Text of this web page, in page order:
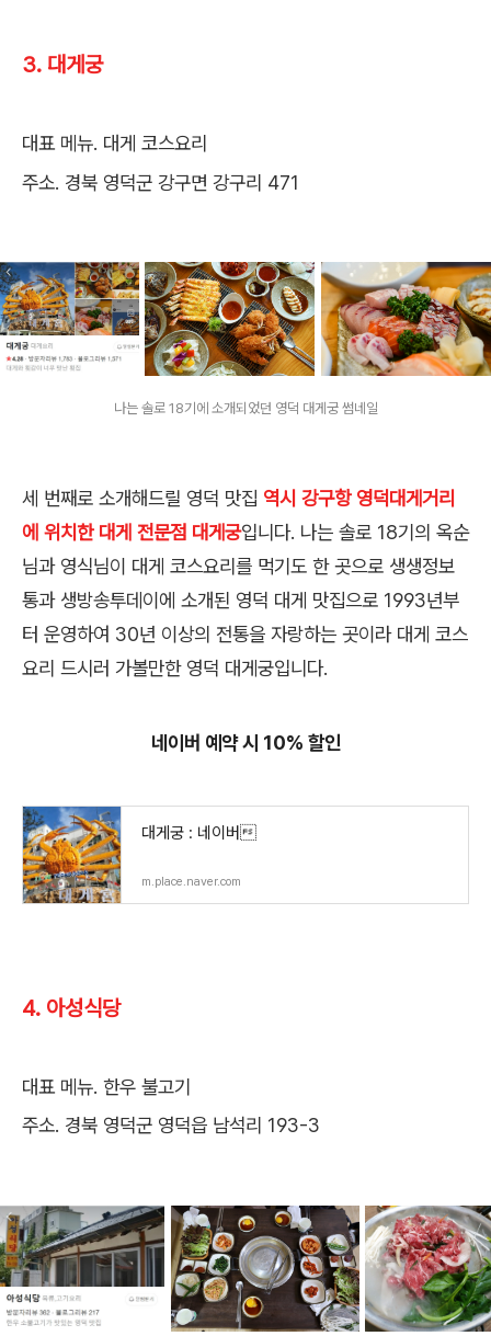
3. 대게궁
대표 메뉴. 대게 코스요리
주소. 경북 영덕군 강구면 강구리 471
나는 솔로 18기에 소개되었던 영덕 대게궁 썸네일
세 번째로 소개해드릴 영덕 맛집 역시 강구항 영덕대게거리
에 위치한 대게 전문점 대게궁입니다. 나는 솔로 18기의 옥순
님과 영식님이 대게 코스요리를 먹기도 한 곳으로 생생정보
통과 생방송투데이에 소개된 영덕 대게 맛집으로 1993년부
터 운영하여 30년 이상의 전통을 자랑하는 곳이라 대게 코스
요리 드시러 가볼만한 영덕 대게궁입니다.
네이버 예약 시 10% 할인
대게궁 : 네이버
m.place.naver.com
4. 아성식당
대표 메뉴. 한우 불고기
주소. 경북 영덕군 영덕읍 남석리 193-3